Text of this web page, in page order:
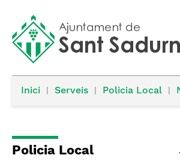
Inici Serveis Policia Local
Policia Local